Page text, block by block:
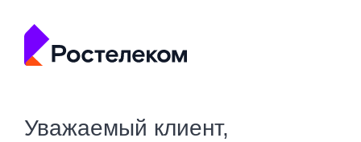
Уважаемый клиент,